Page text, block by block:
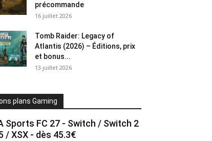
précommande
16 juillet 2026
Tomb Raider: Legacy of
Atlantis (2026) – Éditions, prix
et bonus...
13 juillet 2026
plans Gaming
Sports FC 27 - Switch / Switch 2
/ XSX - dès 45.3€